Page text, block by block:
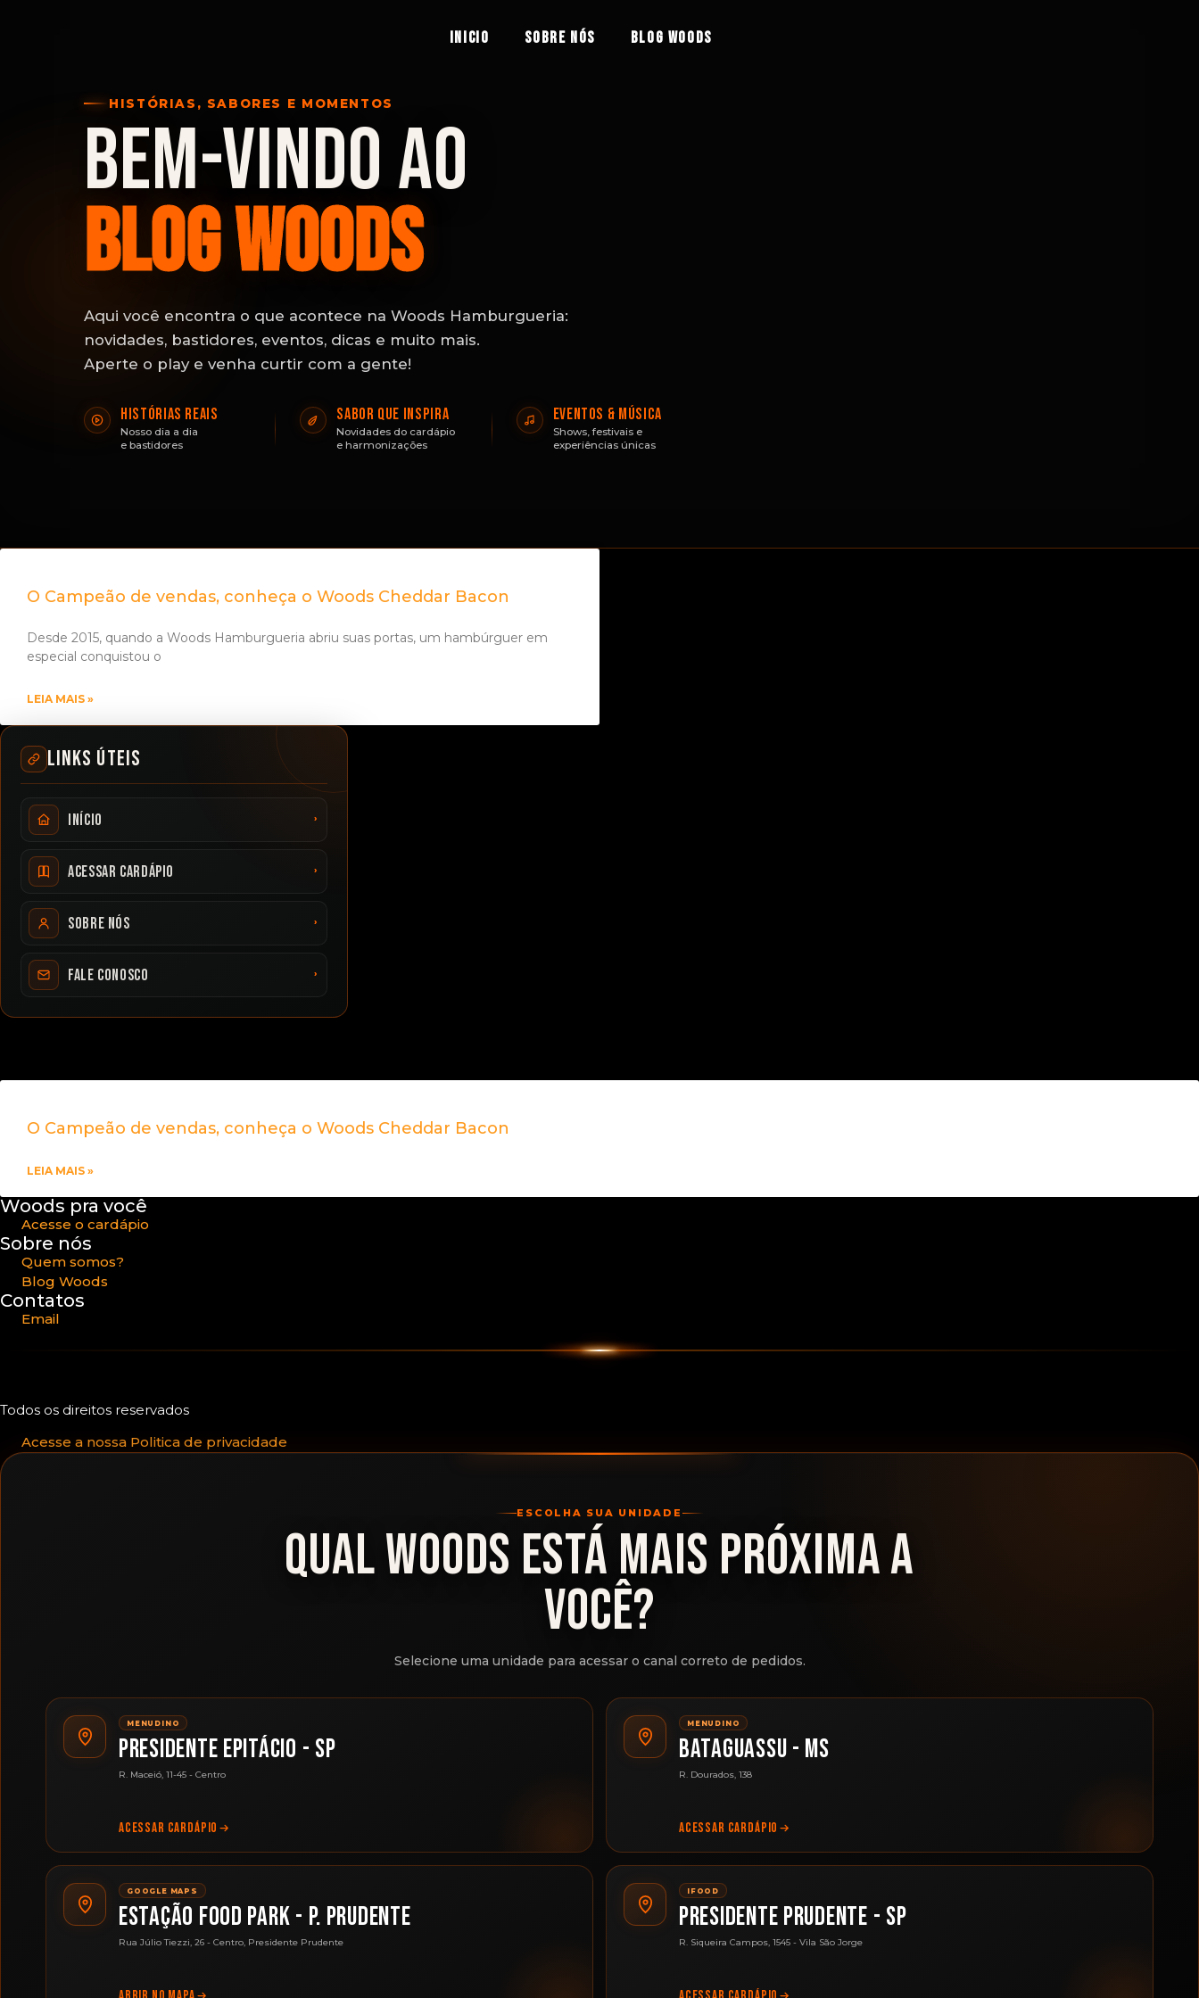
INICIO Sobre nós Blog Woods
HISTÓRIAS, SABORES E MOMENTOS
BEM-VINDO AO
BLOG WOODS
Aqui você encontra o que acontece na Woods Hamburgueria:
novidades, bastidores, eventos, dicas e muito mais.
Aperte o play e venha curtir com a gente!
HISTÓRIAS REAIS
Nosso dia a dia
e bastidores
SABOR QUE INSPIRA
Novidades do cardápio
e harmonizações
EVENTOS & MÚSICA
Shows, festivais e
experiências únicas
O Campeão de vendas, conheça o Woods Cheddar Bacon
Desde 2015, quando a Woods Hamburgueria abriu suas portas, um hambúrguer em
especial conquistou o
LEIA MAIS »
LINKS ÚTEIS
Início ›
Acessar cardápio ›
Sobre nós ›
Fale conosco ›
O Campeão de vendas, conheça o Woods Cheddar Bacon
LEIA MAIS »
Woods pra você
Acesse o cardápio
Sobre nós
Quem somos?
Blog Woods
Contatos
Email
Todos os direitos reservados
Acesse a nossa Politica de privacidade
ESCOLHA SUA UNIDADE
QUAL WOODS ESTÁ MAIS PRÓXIMA A
VOCÊ?
Selecione uma unidade para acessar o canal correto de pedidos.
MENUDINO
PRESIDENTE EPITÁCIO - SP
R. Maceió, 11-45 - Centro
ACESSAR CARDÁPIO
MENUDINO
BATAGUASSU - MS
R. Dourados, 138
ACESSAR CARDÁPIO
GOOGLE MAPS
ESTAÇÃO FOOD PARK - P. PRUDENTE
Rua Júlio Tiezzi, 26 - Centro, Presidente Prudente
IFOOD
PRESIDENTE PRUDENTE - SP
R. Siqueira Campos, 1545 - Vila São Jorge